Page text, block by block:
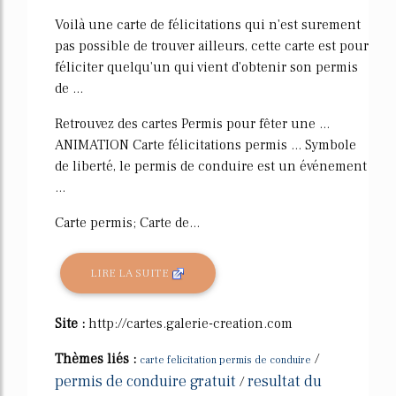
Voilà une carte de félicitations qui n'est surement
pas possible de trouver ailleurs, cette carte est pour
féliciter quelqu'un qui vient d'obtenir son permis
de ...
Retrouvez des cartes Permis pour fêter une ...
ANIMATION Carte félicitations permis ... Symbole
de liberté, le permis de conduire est un événement
...
Carte permis; Carte de...
LIRE LA SUITE
Site : http://cartes.galerie-creation.com
Thèmes liés : carte felicitation permis de conduire /
permis de conduire gratuit /resultat du